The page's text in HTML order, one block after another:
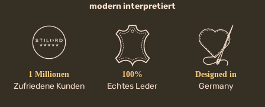
modern interpretiert
1 Millionen
Zufriedene Kunden
100%
Echtes Leder
Designed in
Germany